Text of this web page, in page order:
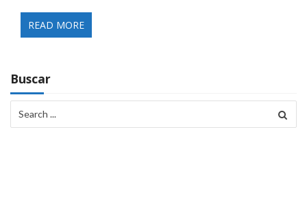
READ MORE
Buscar
for: